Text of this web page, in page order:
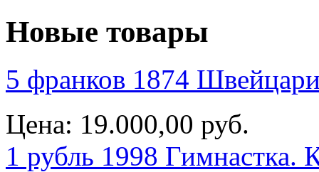
Новые товары
5 франков 1874
Цена: 19.000,00 руб.
1 рубль 1998 Гимнастка.